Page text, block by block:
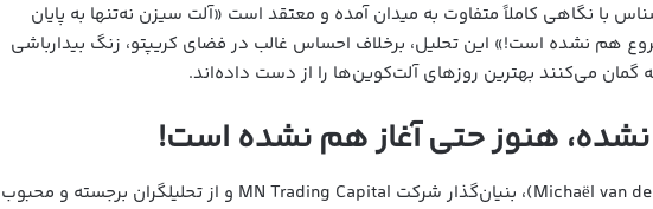
با نگاهی کاملاً متفاوت به میدان آمده و معتقد است «آلت‌ سیزن نه‌تنها به پایان
هم نشده است!» این تحلیل، برخلاف احساس غالب در فضای کریپتو، زنگ بیدارباشی
گمان می‌کنند بهترین روزهای آلت‌کوین‌ها را از دست داده‌اند.
هنوز حتی آغاز هم نشده است!
مایکل فان د پوپه (Michaël van de Poppe)، بنیان‌گذار شرکت MN Trading Capital و از تحلیلگران برجسته و محبوب